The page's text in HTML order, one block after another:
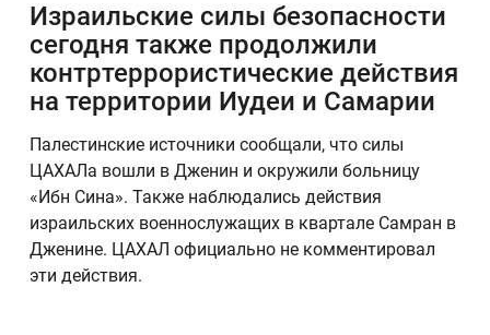
Израильские силы безопасности
сегодня также продолжили
контртеррористические действия
на территории Иудеи и Самарии
Палестинские источники сообщали, что силы
ЦАХАЛа вошли в Дженин и окружили больницу
«Ибн Сина». Также наблюдались действия
израильских военнослужащих в квартале Самран в
Дженине. ЦАХАЛ официально не комментировал
эти действия.